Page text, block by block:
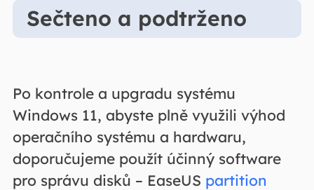
Sečteno a podtrženo
Po kontrole a upgradu systému
Windows 11, abyste plně využili výhod
operačního systému a hardwaru,
doporučujeme použít účinný software
pro správu disků – EaseUS partition